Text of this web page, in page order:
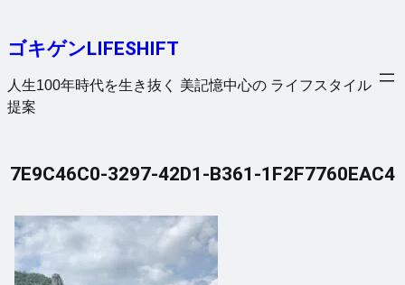
を
ス
キ
ゴキゲンLIFESHIFT
人生100年時代を生き抜く 美記憶中心の ライフスタイル
提案
7E9C46C0-3297-42D1-B361-1F2F7760EAC4